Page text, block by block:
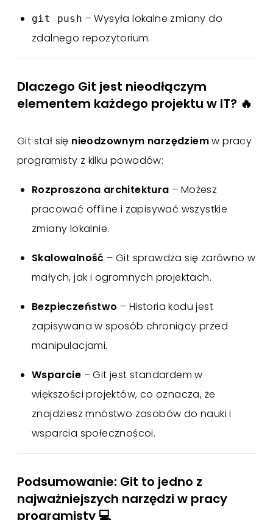
git push – Wysyła lokalne zmiany do
zdalnego repozytorium.
Dlaczego Git jest nieodłączym
elementem każdego projektu w IT? 🔥
Git stał się nieodzownym narzędziemw pracy
programisty z kilku powodów:
Rozproszona architektura – Możesz
pracować offline i zapisywać wszystkie
zmiany lokalnie.
Skalowalność – Git sprawdza się zarówno w
małych, jak i ogromnych projektach.
Bezpieczeństwo – Historia kodu jest
zapisywana w sposób chroniący przed
manipulacjami.
Wsparcie – Git jest standardem w
większości projektów, co oznacza, że
znajdziesz mnóstwo zasobów do nauki i
wsparcia społecznoścoi.
Podsumowanie: Git to jedno z
najważniejszych narzędzi w pracy
programisty 💻